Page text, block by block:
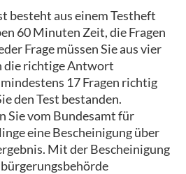
besteht aus einem Testheft
60 Minuten Zeit, die Fragen
Frage müssen Sie aus vier
die richtige Antwort
17 Fragen richtig
den Test bestanden.
Sie vom Bundesamt für
eine Bescheinigung über
Mit der Bescheinigung